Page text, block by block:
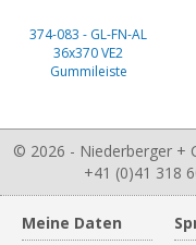
374-083 - GL-FN-AL
36x370 VE2
Gummileiste
© 2026 - Niederberger +
+41 (0)41 318
Meine Daten